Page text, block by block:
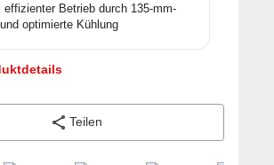
effizienter Betrieb durch 135-mm-
und optimierte Kühlung
Teilen